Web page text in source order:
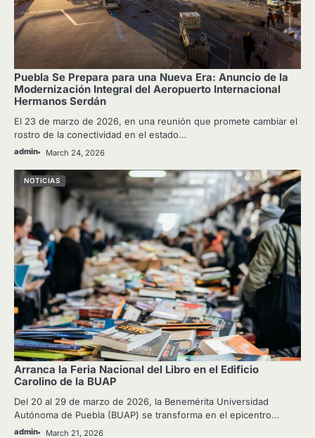
Puebla Se Prepara para una Nueva Era: Anuncio de la
Modernización Integral del Aeropuerto Internacional
Hermanos Serdán
El 23 de marzo de 2026, en una reunión que promete cambiar el
rostro de la conectividad en el estado…
admin March 24, 2026
NOTICIAS
Arranca la Feria Nacional del Libro en el Edificio
Carolino de la BUAP
Del 20 al 29 de marzo de 2026, la Benemérita Universidad
Autónoma de Puebla (BUAP) se transforma en el epicentro…
admin March 21, 2026